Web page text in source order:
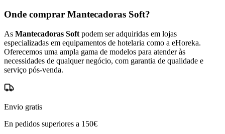
Onde comprar Mantecadoras Soft?
As Mantecadoras Soft podem ser adquiridas em lojas
especializadas em equipamentos de hotelaria como a eHoreka.
Oferecemos uma ampla gama de modelos para atender às
necessidades de qualquer negócio, com garantia de qualidade e
serviço pós-venda.
Envio gratis
En pedidos superiores a 150€